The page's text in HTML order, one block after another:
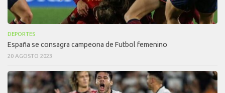
DEPORTES
España se consagra campeona de Futbol femenino
20 AGOSTO 2023